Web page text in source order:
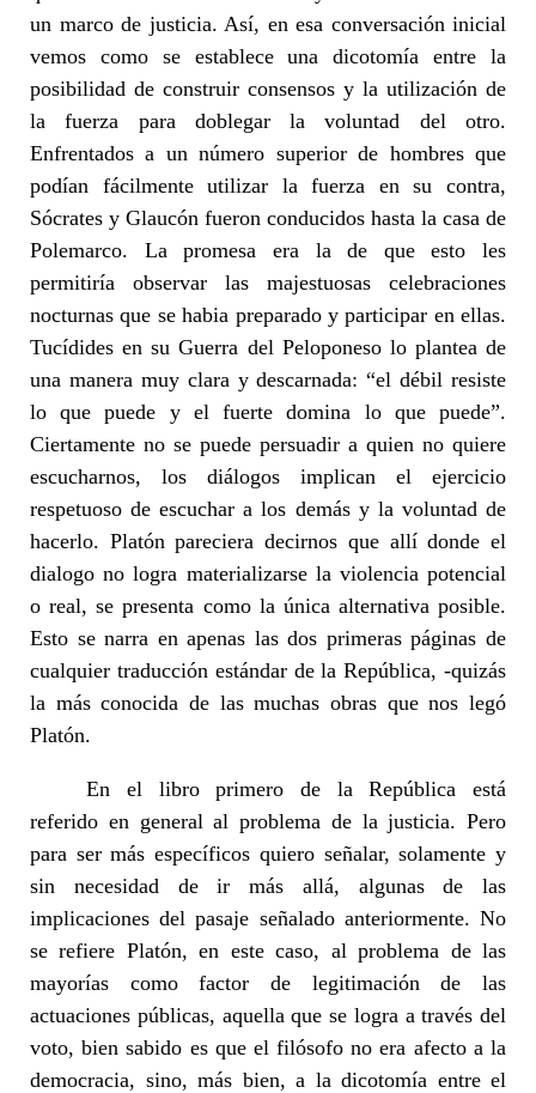
un marco de justicia. Así, en esa conversación inicial
vemos como se establece una dicotomía entre la
posibilidad de construir consensos y la utilización de
la fuerza para doblegar la voluntad del otro.
Enfrentados a un número superior de hombres que
podían fácilmente utilizar la fuerza en su contra,
Sócrates y Glaucón fueron conducidos hasta la casa de
Polemarco. La promesa era la de que esto les
permitiría observar las majestuosas celebraciones
nocturnas que se habia preparado y participar en ellas.
Tucídides en su Guerra del Peloponeso lo plantea de
una manera muy clara y descarnada: “el débil resiste
lo que puede y el fuerte domina lo que puede”.
Ciertamente no se puede persuadir a quien no quiere
escucharnos, los diálogos implican el ejercicio
respetuoso de escuchar a los demás y la voluntad de
hacerlo. Platón pareciera decirnos que allí donde el
dialogo no logra materializarse la violencia potencial
o real, se presenta como la única alternativa posible.
Esto se narra en apenas las dos primeras páginas de
cualquier traducción estándar de la República, -quizás
la más conocida de las muchas obras que nos legó
Platón.
En el libro primero de la República está
referido en general al problema de la justicia. Pero
para ser más específicos quiero señalar, solamente y
sin necesidad de ir más allá, algunas de las
implicaciones del pasaje señalado anteriormente. No
se refiere Platón, en este caso, al problema de las
mayorías como factor de legitimación de las
actuaciones públicas, aquella que se logra a través del
voto, bien sabido es que el filósofo no era afecto a la
democracia, sino, más bien, a la dicotomía entre el